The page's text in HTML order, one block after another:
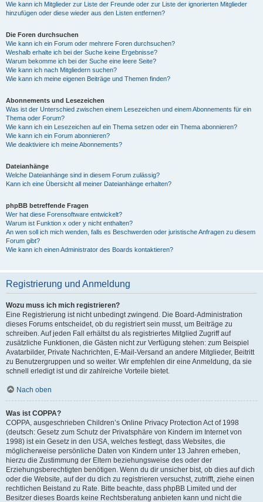
Wie kann ich Mitglieder zur Liste der Freunde oder zur Liste der ignorierten Mitglieder
hinzufügen oder diese wieder aus den Listen entfernen?
Die Foren durchsuchen
Wie kann ich ein Forum oder mehrere Foren durchsuchen?
Weshalb erhalte ich bei der Suche keine Ergebnisse?
Warum bekomme ich bei der Suche eine leere Seite?
Wie kann ich nach Mitgliedern suchen?
Wie kann ich meine eigenen Beiträge und Themen finden?
Abonnements und Lesezeichen
Was ist der Unterschied zwischen einem Lesezeichen und einem Abonnements für ein
Thema oder Forum?
Wie kann ich ein Lesezeichen auf ein Thema setzen oder ein Thema abonnieren?
Wie kann ich ein Forum abonnieren?
Wie deaktiviere ich meine Abonnements?
Dateianhänge
Welche Dateianhänge sind in diesem Forum zulässig?
Kann ich eine Übersicht all meiner Dateianhänge erhalten?
phpBB betreffende Fragen
Wer hat diese Forensoftware entwickelt?
Warum ist Funktion x oder y nicht enthalten?
An wen soll ich mich wenden, falls es Beschwerden oder juristische Anfragen zu diesem
Forum gibt?
Wie kann ich einen Administrator des Boards kontaktieren?
Registrierung und Anmeldung
Wozu muss ich mich registrieren?
Eine Registrierung ist nicht unbedingt zwingend. Die Board-Administration
dieses Forums entscheidet, ob du registriert sein musst, um Beiträge zu
schreiben. Auf jeden Fall erhältst du als registriertes Mitglied Zugriff auf
zusätzliche Funktionen, die Gästen nicht zur Verfügung stehen: zum Beispiel
Avatarbilder, Private Nachrichten, E-Mail-Versand an andere Mitglieder, Beitritt
zu Benutzergruppen und so weiter. Wir empfehlen dir eine Anmeldung, da sie
schnell erledigt ist und dir zahlreiche Vorteile bietet.
Nach oben
Was ist COPPA?
COPPA, ausgeschrieben Children’s Online Privacy Protection Act of 1998
(deutsch: Gesetz zum Schutz der Privatsphäre von Kindern im Internet von
1998) ist ein Gesetz in den USA, welches festlegt, dass Websites, die
möglicherweise persönliche Daten von Kindern unter 13 Jahren erheben,
hierzu die Zustimmung der Eltern beziehungsweise des oder der
Erziehungsberechtigten benötigen. Wenn du dir unsicher bist, ob dies auf dich
oder die Website, auf der du dich zu registrieren versuchst, zutrifft, ziehe einen
rechtlichen Beistand zu Rate. Bitte beachte, dass phpBB Limited und der
Besitzer dieses Boards keine Rechtsberatung anbieten kann und nicht die